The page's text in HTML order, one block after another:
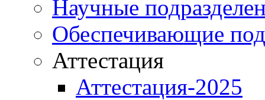
Научные
Обеспечивающие
Аттестация
Аттестация-2025